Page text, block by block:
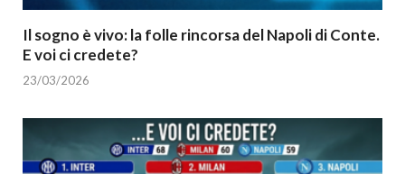
Il sogno è vivo: la folle rincorsa del Napoli di Conte.
E voi ci credete?
23/03/2026